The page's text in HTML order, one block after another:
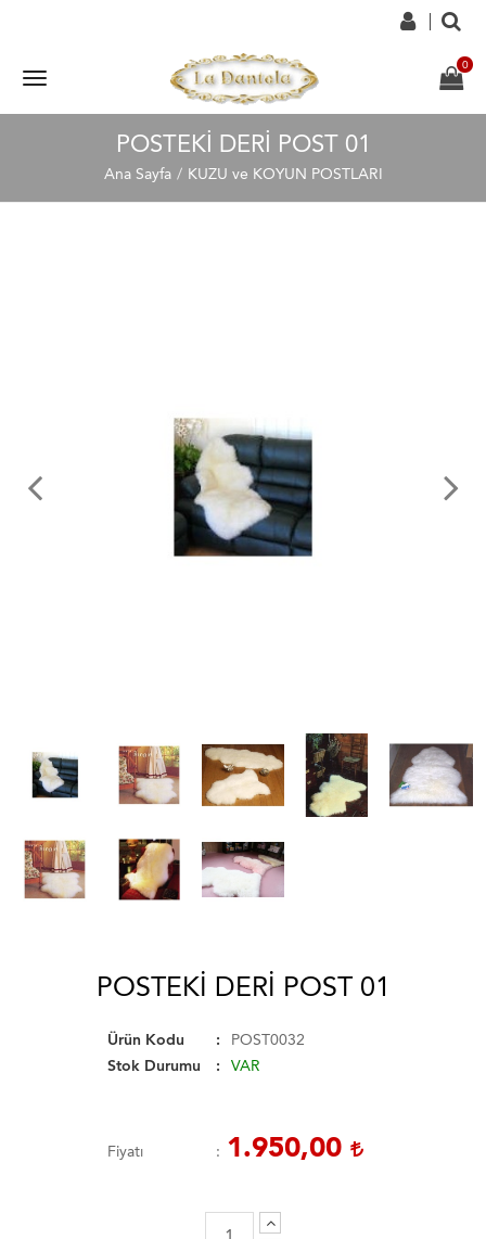
POSTEKI DERI POST 01
Ana Sayfa KUZU ve KOYUN POSTLARI
POSTEKI DERI POST 01
Ürün Kodu
POST0032
Stok Durumu
VAR
Fiyatı 1.950,00